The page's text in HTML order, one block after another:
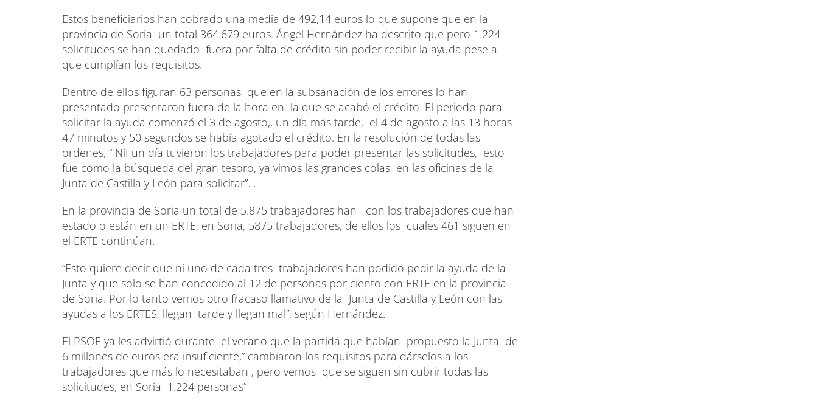
Estos beneficiarios han cobrado una media de 492,14 euros lo que supone que en la
provincia de Soria un total 364.679 euros. Ángel Hernández ha descrito que pero 1.224
solicitudes se han quedado fuera por falta de crédito sin poder recibir la ayuda pese a
que cumplían los requisitos.
Dentro de ellos figuran 63 personas que en la subsanación de los errores lo han
presentado presentaron fuera de la hora en la que se acabó el crédito. El periodo para
solicitar la ayuda comenzó el 3 de agosto,, un día más tarde, el 4 de agosto a las 13 horas
47 minutos y 50 segundos se había agotado el crédito. En la resolución de todas las
ordenes, “ NiI un día tuvieron los trabajadores para poder presentar las solicitudes, esto
fue como la búsqueda del gran tesoro, ya vimos las grandes colas en las oficinas de la
Junta de Castilla y León para solicitar”. ,
En la provincia de Soria un total de 5.875 trabajadores han con los trabajadores que han
estado o están en un ERTE, en Soria, 5875 trabajadores, de ellos los cuales 461 siguen en
el ERTE continúan.
“Esto quiere decir que ni uno de cada tres trabajadores han podido pedir la ayuda de la
Junta y que solo se han concedido al 12 de personas por ciento con ERTE en la provincia
de Soria. Por lo tanto vemos otro fracaso llamativo de la Junta de Castilla y León con las
ayudas a los ERTES, llegan tarde y llegan mal”, según Hernández.
El PSOE ya les advirtió durante el verano que la partida que habían propuesto la Junta de
6 millones de euros era insuficiente,” cambiaron los requisitos para dárselos a los
trabajadores que más lo necesitaban , pero vemos que se siguen sin cubrir todas las
solicitudes, en Soria 1.224 personas”